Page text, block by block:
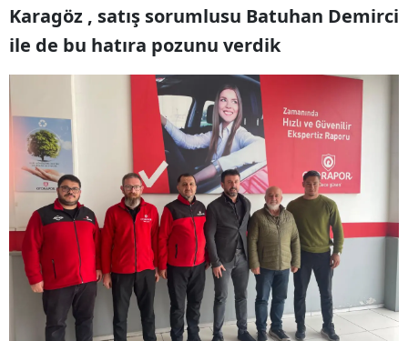
Karagöz , satış sorumlusu Batuhan Demirci
ile de bu hatıra pozunu verdik